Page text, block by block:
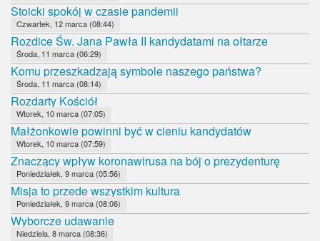
Stoicki spokój w czasie pandemii
Czwartek, 12 marca (08:44)
Rozdice Św. Jana Pawła II kandydatami na ołtarze
Środa, 11 marca (06:29)
Komu przeszkadzają symbole naszego państwa?
Środa, 11 marca (08:14)
Rozdarty Kościół
Wtorek, 10 marca (07:05)
Małżonkowie powinni być w cieniu kandydatów
Wtorek, 10 marca (07:59)
Znaczący wpływ koronawirusa na bój o prezydenturę
Poniedziałek, 9 marca (05:56)
Misja to przede wszystkim kultura
Poniedziałek, 9 marca (08:06)
Wyborcze udawanie
Niedziela, 8 marca (08:36)